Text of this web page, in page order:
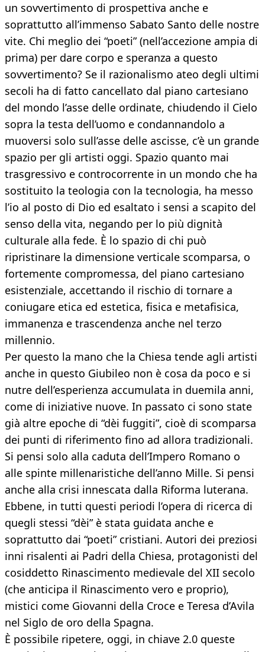
un sovvertimento di prospettiva anche e
soprattutto all’immenso Sabato Santo delle nostre
vite. Chi meglio dei “poeti” (nell’accezione ampia di
prima) per dare corpo e speranza a questo
sovvertimento? Se il razionalismo ateo degli ultimi
secoli ha di fatto cancellato dal piano cartesiano
del mondo l’asse delle ordinate, chiudendo il Cielo
sopra la testa dell’uomo e condannandolo a
muoversi solo sull’asse delle ascisse, c’è un grande
spazio per gli artisti oggi. Spazio quanto mai
trasgressivo e controcorrente in un mondo che ha
sostituito la teologia con la tecnologia, ha messo
l’io al posto di Dio ed esaltato i sensi a scapito del
senso della vita, negando per lo più dignità
culturale alla fede. È lo spazio di chi può
ripristinare la dimensione verticale scomparsa, o
fortemente compromessa, del piano cartesiano
esistenziale, accettando il rischio di tornare a
coniugare etica ed estetica, fisica e metafisica,
immanenza e trascendenza anche nel terzo
millennio.
Per questo la mano che la Chiesa tende agli artisti
anche in questo Giubileo non è cosa da poco e si
nutre dell’esperienza accumulata in duemila anni,
come di iniziative nuove. In passato ci sono state
già altre epoche di “dèi fuggiti”, cioè di scomparsa
dei punti di riferimento fino ad allora tradizionali.
Si pensi solo alla caduta dell’Impero Romano o
alle spinte millenaristiche dell’anno Mille. Si pensi
anche alla crisi innescata dalla Riforma luterana.
Ebbene, in tutti questi periodi l’opera di ricerca di
quegli stessi “dèi” è stata guidata anche e
soprattutto dai “poeti” cristiani. Autori dei preziosi
inni risalenti ai Padri della Chiesa, protagonisti del
cosiddetto Rinascimento medievale del XII secolo
(che anticipa il Rinascimento vero e proprio),
mistici come Giovanni della Croce e Teresa d’Avila
nel Siglo de oro della Spagna.
È possibile ripetere, oggi, in chiave 2.0 queste